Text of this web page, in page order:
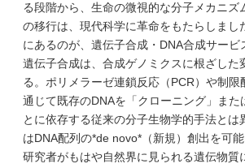
る段階から、生命の微視的な分子メカニズ
の移行は、現代科学に革命をもたらしまし
にあるのが、遺伝子合成・DNA合成サービ
遺伝子合成は、合成ゲノミクスに根ざした
る。ポリメラーゼ連鎖反応（PCR）や制限
通じて既存のDNAを「クローニング」また
とに依存する従来の分子生物学的手法とは
はDNA配列の*de novo*（新規）創出を可能
研究者がもはや自然界に見られる遺伝物質